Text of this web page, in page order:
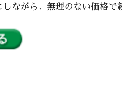
しながら、無理のない価格で